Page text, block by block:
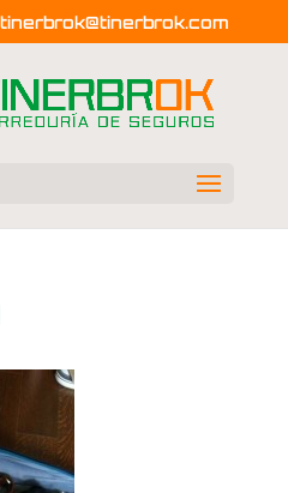
tinerbrok@tinerbrok.com